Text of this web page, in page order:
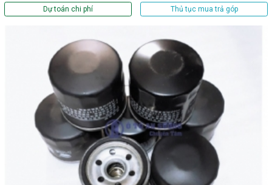
Dự toán chi phí Thủ tục mua trả góp